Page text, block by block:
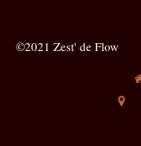
©2021 Zest' de Flow